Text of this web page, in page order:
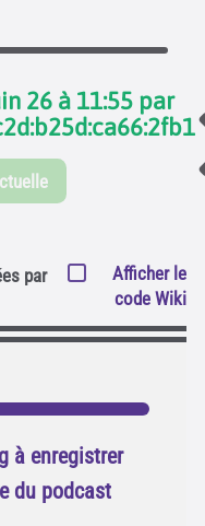
26 à 11:55 par
par
Afficher le
code Wiki
à enregistrer
du podcast